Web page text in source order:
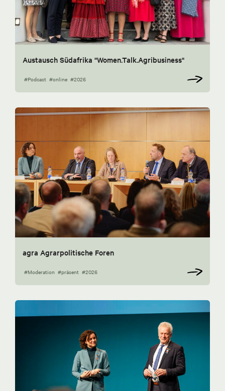
Austausch Südafrika "Women.Talk.Agribusiness"
#Podcast #online #2026
agra Agrarpolitische Foren
#Moderation #präsent #2026